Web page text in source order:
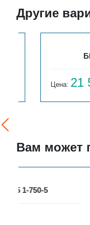
Другие
Цена:21
Вам может